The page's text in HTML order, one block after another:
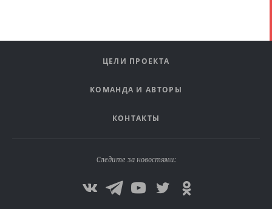
ЦЕЛИ ПРОЕКТА
КОМАНДА И АВТОРЫ
КОНТАКТЫ
Следите за новостями: